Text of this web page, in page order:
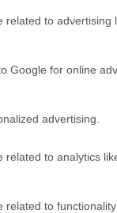
to advertising
Google for online
advertising.
to analytics
to
– Αφορά
τουαλέτας,
του,